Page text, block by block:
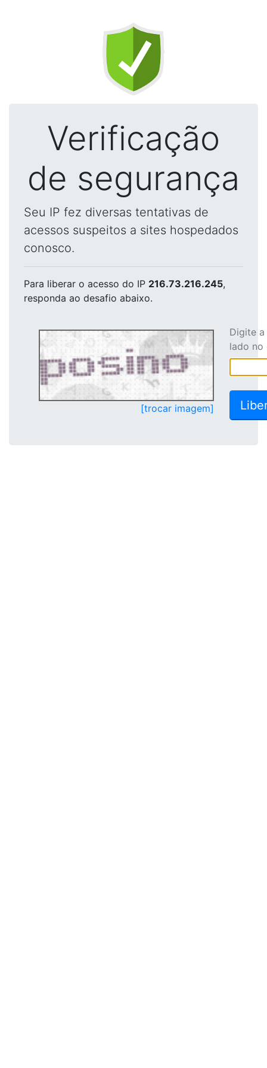
Verificação
de segurança
Seu IP fez diversas tentativas de
acessos suspeitos a sites hospedados
conosco.
Para liberar o acesso do IP 216.73.216.245,
responda ao desafio abaixo.
[trocar imagem]
Digite
lado no